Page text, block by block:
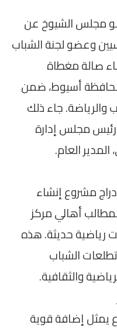
مجلس الشيوخ عن
وعضو لجنة الشباب
صالة مغطاة
أسيوط، ضمن
والرياضة. جاء ذلك
رئيس مجلس إدارة
العام.
مشروع إنشاء
أهالي مركز
رياضية حديثة. هذه
الشباب
والثقافية.
يمثل إضافة قوية